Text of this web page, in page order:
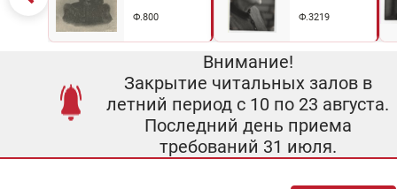
Ф.800 Ф.3219
Внимание!
Закрытие читальных залов в
летний период с 10 по 23 августа.
Последний день приема
требований 31 июля.